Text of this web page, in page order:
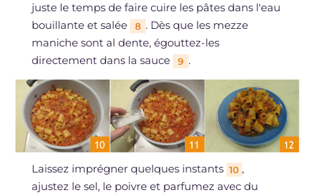
juste le temps de faire cuire les pâtes dans l'eau
bouillante et salée
8 . Dès que les mezze
maniche sont al dente, égouttez-les
directement dans la sauce
9 .
Laissez imprégner quelques instants 10 ,
ajustez le sel, le poivre et parfumez avec du